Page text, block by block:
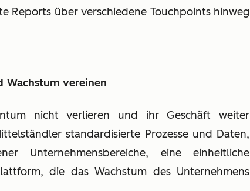
Reports über verschiedene Touchpoints hinweg
Wachstum vereinen
nicht verlieren und ihr Geschäft weiter
standardisierte Prozesse und Daten,
Unternehmensbereiche, eine einheitliche
die das Wachstum des Unternehmens